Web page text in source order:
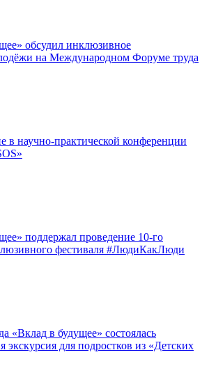
обсудил инклюзивное
на Международном Форуме труда
в научно-практической конференции
поддержал проведение 10-го
фестиваля #ЛюдиКакЛюди
«Вклад в будущее» состоялась
экскурсия для подростков из «Детских